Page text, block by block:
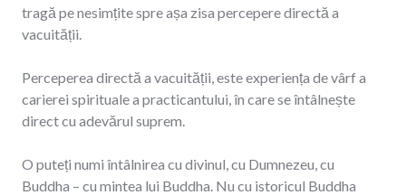
tragă pe nesimțite spre așa zisa percepere directă a
vacuității.
Perceperea directă a vacuității, este experiența de vârf a
carierei spirituale a practicantului, în care se întâlnește
direct cu adevărul suprem.
O puteți numi întâlnirea cu divinul, cu Dumnezeu, cu
Buddha – cu mintea lui Buddha. Nu cu istoricul Buddha